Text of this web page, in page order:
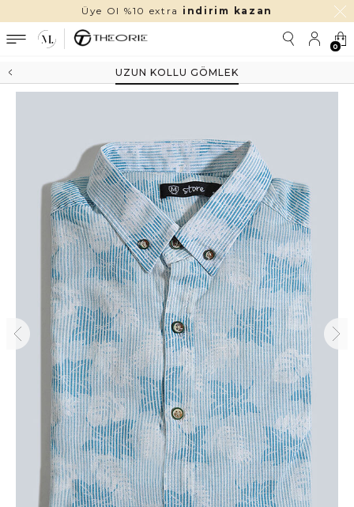
Üye Ol %10 extra indirim kazan
0
UZUN KOLLU GÖMLEK